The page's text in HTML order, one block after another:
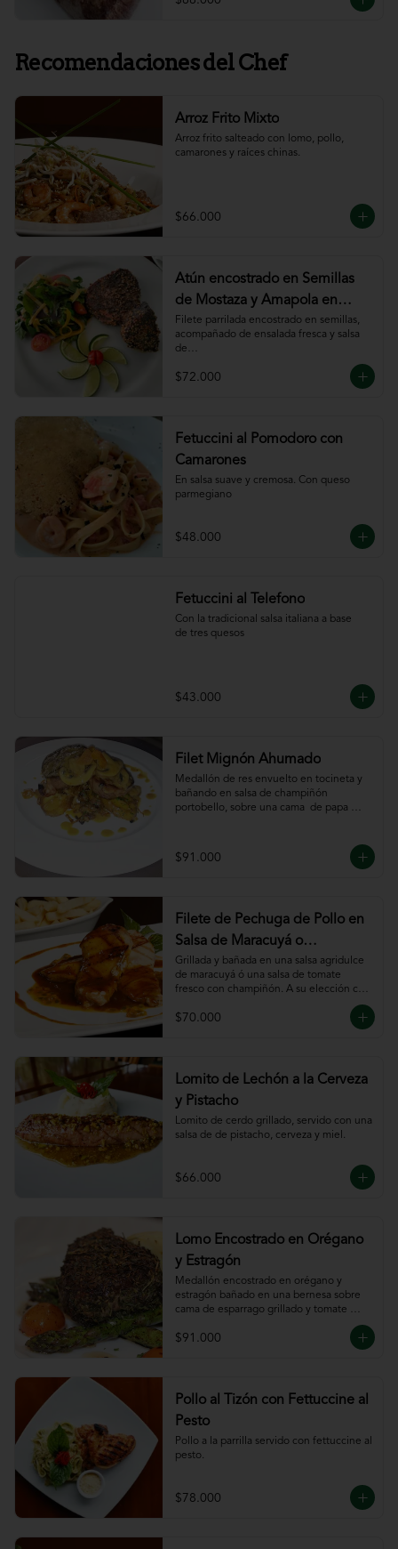
Recomendaciones del Chef
Arroz Frito Mixto
Arroz frito salteado con lomo, pollo,
camarones y raíces chinas.
$66.000
Atún encostrado en Semillas
de Mostaza y Amapola en
salsa de ajillo
Filete parrilada encostrado en semillas,
acompañado de ensalada fresca y salsa
de
$72.000
Fetuccini al Pomodoro con
Camarones
En salsa suave y cremosa. Con queso
parmegiano
$48.000
Fetuccini al Telefono
Con la tradicional salsa italiana a base
de tres quesos
$43.000
Filet Mignón Ahumado
Medallón de res envuelto en tocineta y
bañando en salsa de champiñón
portobello, sobre una cama  de papa
$91.000
Filete de Pechuga de Pollo en
Salsa de Maracuyá o
Pomodoro
Grillada y bañada en una salsa agridulce
de maracuyá ó una salsa de tomate
fresco con champiñón. A su elección con
espiral o puré.
$70.000
Lomito de Lechón a la Cerveza
y Pistacho
Lomito de cerdo grillado, servido con una
salsa de de pistacho, cerveza y miel.
$66.000
Lomo Encostrado en Orégano
y Estragón
Medallón encostrado en orégano y
estragón bañado en una bernesa sobre
cama de esparrago grillado y tomate
$91.000
Pollo al Tizón con Fettuccine al
Pesto
Pollo a la parrilla servido con fettuccine al
pesto.
$78.000